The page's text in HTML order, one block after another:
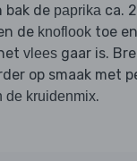
bak de paprika ca.
de knoflook toe
vlees gaar is.
op smaak met
de kruidenmix.